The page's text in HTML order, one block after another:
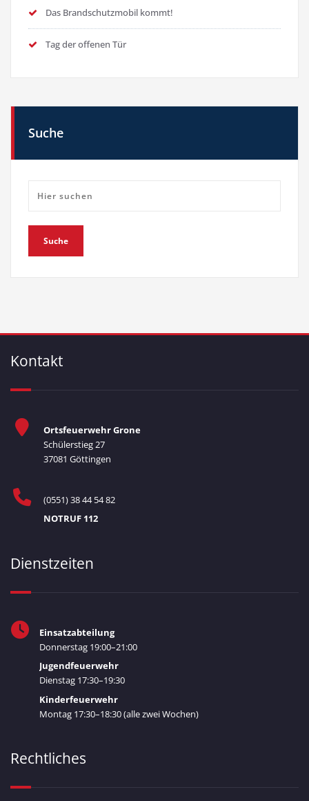
Das Brandschutzmobil kommt!
Tag der offenen Tür
Suche
Kontakt
Ortsfeuerwehr Grone
Schülerstieg 27
37081 Göttingen
(0551) 38 44 54 82
NOTRUF 112
Dienstzeiten
Einsatzabteilung
Donnerstag 19:00–21:00
Jugendfeuerwehr
Dienstag 17:30–19:30
Kinderfeuerwehr
Montag 17:30–18:30 (alle zwei Wochen)
Rechtliches